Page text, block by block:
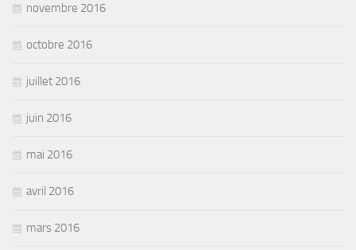
novembre 2016
octobre 2016
juillet 2016
juin 2016
mai 2016
avril 2016
mars 2016